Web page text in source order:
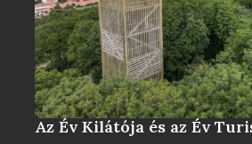
Az Év Kilátója és az Év